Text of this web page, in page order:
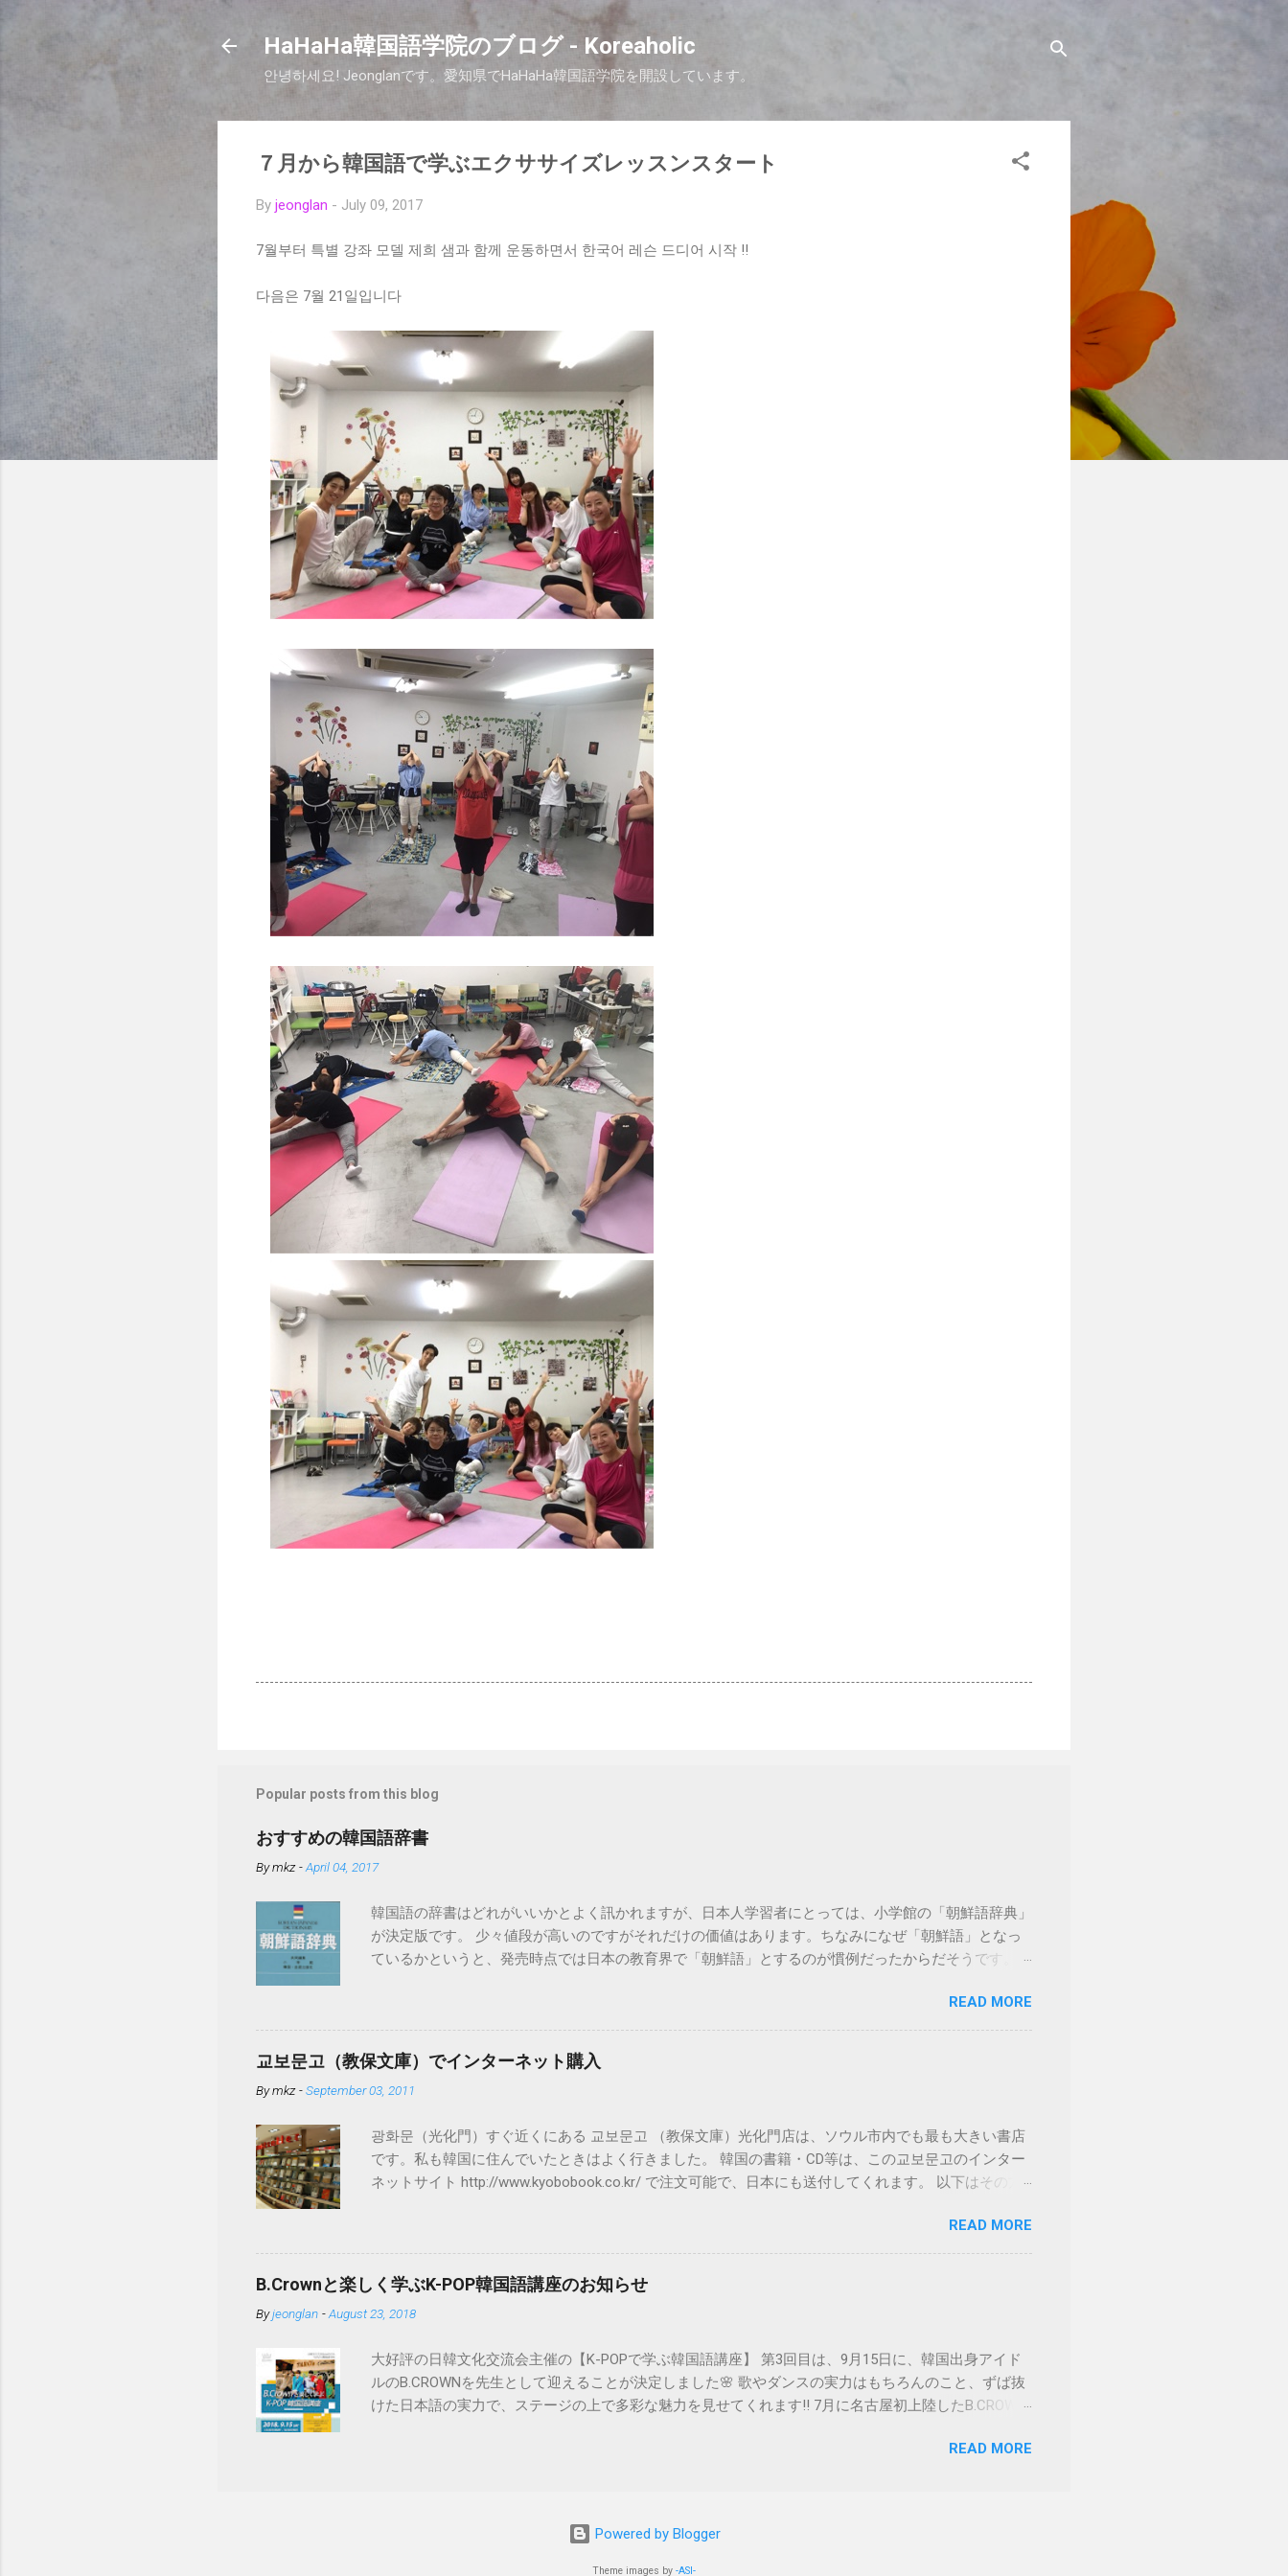
Skip to main content
HaHaHa韓国語学院のブログ - Koreaholic
안녕하세요! Jeonglanです。愛知県でHaHaHa韓国語学院を開設しています。
７月から韓国語で学ぶエクササイズレッスンスタート
By jeonglan - July 09, 2017
7월부터 특별 강좌 모델 제희 샘과 함께 운동하면서 한국어 레슨 드디어 시작 !!
다음은 7월 21일입니다
Popular posts from this blog
おすすめの韓国語辞書
Bymkz -April 04, 2017
韓国語の辞書はどれがいいかとよく訊かれますが、日本人学習者にとっては、小学館の「朝鮮語辞典」
が決定版です。 少々値段が高いのですがそれだけの価値はあります。ちなみになぜ「朝鮮語」となっ
ているかというと、発売時点では日本の教育界で「朝鮮語」とするのが慣例だったからだそうです。も
典」が入っているものはカシオから出ています。 必要以上の高機能・辞書数でこちらも値段が高めで
すが、下記の「日韓辞典」も入っているのでおすすめです。 日韓辞典のおすすめははこちら。小学館
「日韓辞典」 「朝鮮語辞典」とセットになる日韓辞典です。朝鮮語辞典と同じく実に詳しく解説され
ています。 ※iPhone用アプリも出ました。 https://www.monokakido.jp/foreign/korean/ 関連記事 - 朝鮮
語辞典とNEW-ACE韓日辞典の違い
READ MORE
교보문고（教保文庫）でインターネット購入
Bymkz -September 03, 2011
광화문（光化門）すぐ近くにある 교보문고 （教保文庫）光化門店は、ソウル市内でも最も大きい書店
です。私も韓国に住んでいたときはよく行きました。 韓国の書籍・CD等は、この교보문고のインター
ネットサイト http://www.kyobobook.co.kr/ で注文可能で、日本にも送付してくれます。 以下はその方
Internet Explorerを使用していると思いますので問題はありません。韓国のサイトはInternet Explorerを
使用しないと正しく動作しない場合が多いです。 ①まずは会員加入です。 サイト画面最上部の“회원가
입（会員加入）”をクリックします。 교보문고と핫트랙스の同時加入になりますがよろしいですか、と
いう確認画面です。 ※핫트랙스とは、교보문고内にあるCDや文房具を販売している店です。 “가입계
속하기（加入手続継続）”をクリックします。 会員の種類を選択します。 日本在住日本人の場合
チェック（v）します。 ●용약관에 동의합니다.（利用約款に同意します。） ●수집하는 개인정보 항목
에 동의합니다.（収集する個人情報項目に同意します。） ●개인정보 수집 및 이용목적에 동의합니다.
（個人情報収集および利用目的に同意します。） ●개인정보 보유 및 이용기간에 동의합니다.（個人情
画面です。 次の表のように入力します。 이름（名前） 名前をアルファベットで入力します。 성별
します。 비밀번호（パスワード） 5~10文字の英小文字と数字で入力します。※類推されやすいパスワ
READ MORE
B.Crownと楽しく学ぶK-POP韓国語講座のお知らせ
Byjeonglan -August 23, 2018
大好評の日韓文化交流会主催の【K-POPで学ぶ韓国語講座】 第3回目は、9月15日に、韓国出身アイド
ルのB.CROWNを先生として迎えることが決定しました🌸 歌やダンスの実力はもちろんのこと、ずば抜
けた日本語の実力で、ステージの上で多彩な魅力を見せてくれます!! 7月に名古屋初上陸したB.CROWN
座に参加ご希望の方は、8/31までに参加申請をお願いします。 参加申し込みは、以下のフォームより
沢カンマ―ザール2F（愛知県稲沢市西町2-16-2） 名鉄国府宮駅よりタクシーで約5分 カンマ
―ザール外観（2Fホール） 参加費： 日韓文化交流会会員およびHaHaHa韓国語学院生徒 1,000円 今回
READ MORE
Powered by Blogger
Theme images by -ASI-